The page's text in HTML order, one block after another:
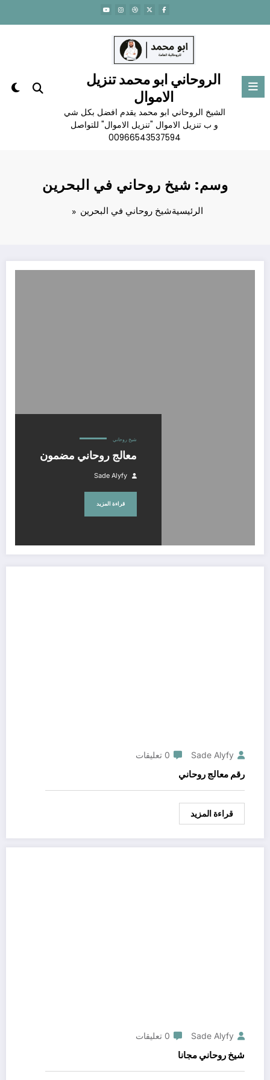
المحتوى
الروحاني ابو محمد تنزيل
الاموال
الشيخ الروحاني ابو محمد يقدم افضل بكل شي
و ب تنزيل الاموال "تنزيل الاموال" للتواصل
00966543537594
وسم: شيخ روحاني في البحرين
الرئيسيةشيخ روحاني في البحرين
شيخ روحاني
معالج روحاني مضمون
Sade Alyfy
قراءة المزيد
Sade Alyfy 0 تعليقات
رقم معالج روحاني
قراءة المزيد
Sade Alyfy 0 تعليقات
شيخ روحاني مجانا